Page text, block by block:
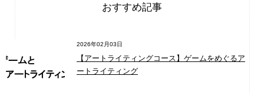
おすすめ記事
2026年02月03日
【アートライティングコース】ゲームをめぐるア
ートライティング